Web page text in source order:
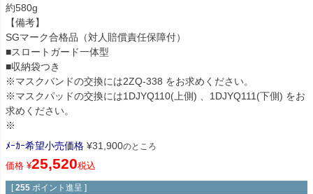
約580g
【備考】
SGマーク合格品（対人賠償責任保障付）
■スロートガード一体型
■収納袋つき
※マスクバンドの交換には2ZQ-338 をお求めください。
※マスクパッドの交換には1DJYQ110(上側) 、1DJYQ111(下側) をお
求めください。
※
ﾒｰｶｰ希望小売価格 ¥31,900のところ
価格 ¥25,520税込
[ 255 ポイント進呈 ]